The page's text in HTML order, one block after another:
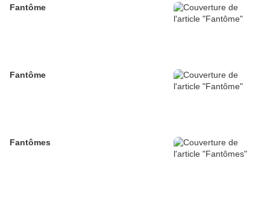
Fantôme
Fantôme
Fantômes